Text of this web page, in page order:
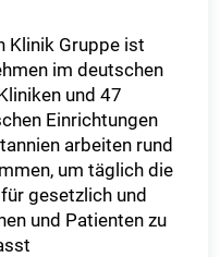
Klinik Gruppe ist
im deutschen
und 47
Einrichtungen
arbeiten rund
um täglich die
gesetzlich und
und Patienten zu